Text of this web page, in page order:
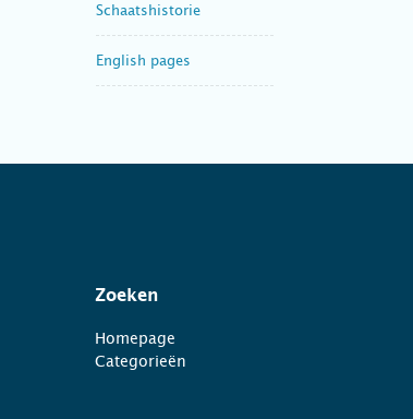
Schaatshistorie
English pages
Zoeken
Homepage
Categorieën